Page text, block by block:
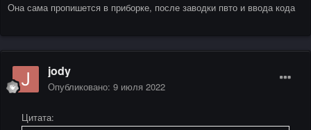
Она сама пропишется в приборке, после заводки пвто и ввода кода
jody
Опубликовано: 9 июля 2022
Цитата: